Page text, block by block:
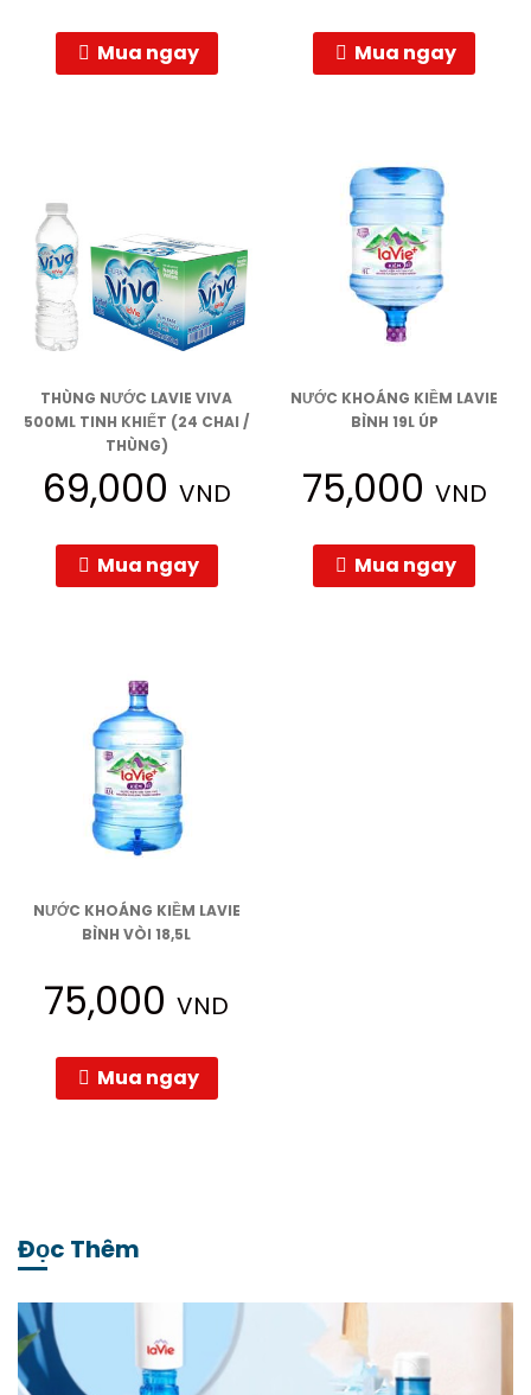
Mua ngay Mua ngay
THÙNG NƯỚC LAVIE VIVA
500ML TINH KHIẾT (24 CHAI /
THÙNG)
69,000 VND
Mua ngay
NƯỚC KHOÁNG KIỀM LAVIE
BÌNH 19L ÚP
75,000 VND
Mua ngay
NƯỚC KHOÁNG KIỀM LAVIE
BÌNH VÒI 18,5L
75,000VND
Mua ngay
Đọc Thêm